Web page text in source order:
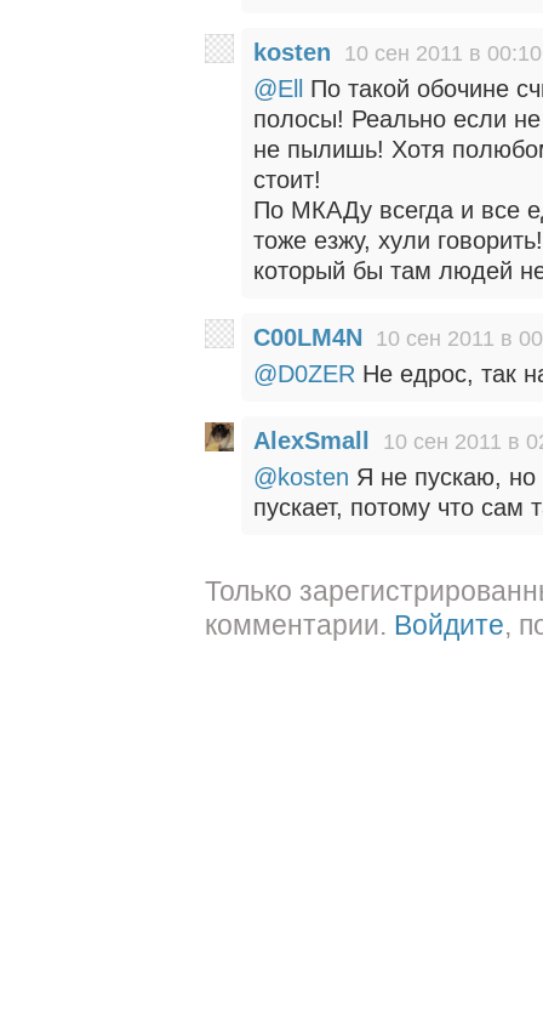
kosten 10 сен 2011 в 00:10
@Ell
По такой обочине
полосы! Реально если
не пылишь! Хотя
стоит!
По МКАДу всегда и все
тоже езжу, хули
который бы там людей
C00LM4N 10 сен 2011 в
@D0ZER Не едрос, так
AlexSmall 10 сен 2011 в
@kosten Я не пускаю, но
пускает, потому что сам
Только
комментарии. Войдите,